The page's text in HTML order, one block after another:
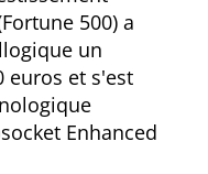
500) a
un
euros et s'est
Enhanced